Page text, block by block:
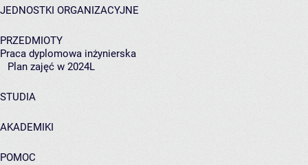
JEDNOSTKI ORGANIZACYJNE
PRZEDMIOTY
Praca dyplomowa inżynierska
Plan zajęć w 2024L
STUDIA
AKADEMIKI
POMOC